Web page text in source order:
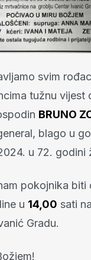
svim
tužnu vijest
BRUNO
blago u
u 72. godini
pokojnika biti
u 14,00 sati
Gradu.